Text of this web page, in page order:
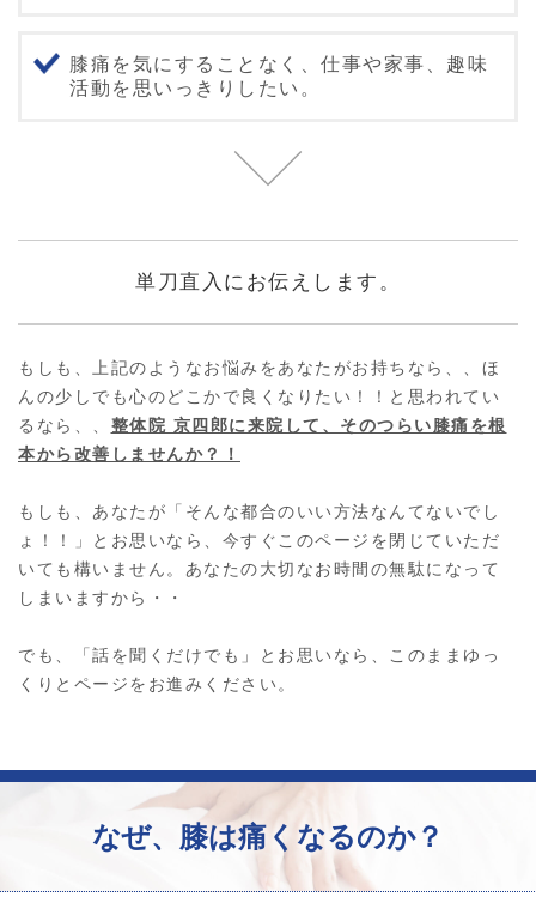
膝痛を気にすることなく、仕事や家事、趣味
活動を思いっきりしたい。
単刀直入にお伝えします。
もしも、上記のようなお悩みをあなたがお持ちなら、、ほ
んの少しでも心のどこかで良くなりたい！！と思われてい
るなら、、 整体院 京四郎に来院して、そのつらい膝痛を根
本から改善しませんか？！
もしも、あなたが「そんな都合のいい方法なんてないでし
ょ！！」とお思いなら、今すぐこのページを閉じていただ
いても構いません。あなたの大切なお時間の無駄になって
しまいますから・・
でも、「話を聞くだけでも」とお思いなら、このままゆっ
くりとページをお進みください。
なぜ、膝は痛くなるのか？